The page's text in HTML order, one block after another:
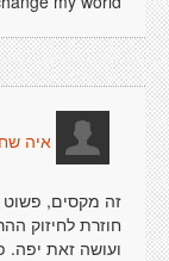
איה
זה מקסים, פשוט
חוזרת לחיזוק
ועושה זאת יפה.